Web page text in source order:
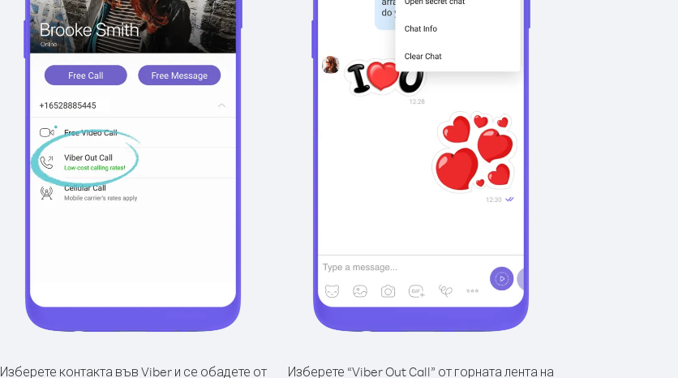
Изберете контакта във Viber и се обадете от
Изберете “Viber Out Call” от горната лента на